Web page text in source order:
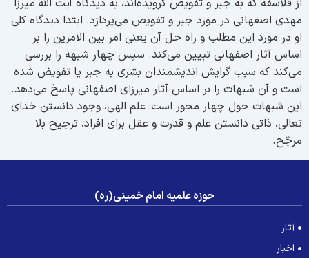
فلاسفه که به جبر و تفویض گرویده‌اند، به دیدگاه آیت الله میرزا
اصفهانی در مورد جبر و تفویض می‌پردازد. ابتدا دیدگاه کلی
در مورد این مطلب و راه حل آن یعنی امر بین الامرین را بر
آثار اصفهانی تبیین می‌کند. سپس چهار شبهه را بررسی
که سبب گرایش اندیشمندان بشری به جبر یا تفویض شده
و آن شبهات را بر اساس آثار میرزای اصفهانی پاسخ می‌دهد.
شبهات حول چهار محور است: علم الهی، وجود دانستن خدای
ذاتی دانستن علم و قدرت و عقل برای افراد، ترجیح بلا
حوزه علمیه امام خمینی(ره)
آثار
اخبار